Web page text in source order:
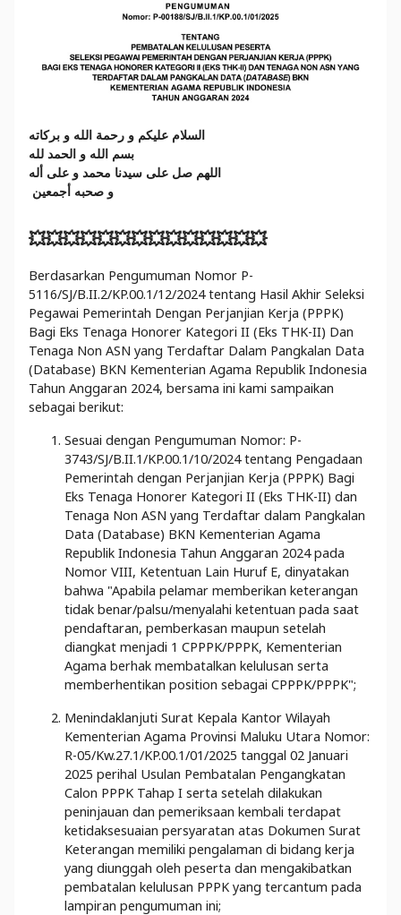
السلام عليكم و رحمة الله و بركاته
بسم الله و الحمد لله
اللهم صل على سيدنا محمد و على أله
و صحبه أجمعين
💥💥💥💥💥💥💥💥💥💥💥💥💥💥
Berdasarkan Pengumuman Nomor P-
5116/SJ/B.II.2/KP.00.1/12/2024 tentang Hasil Akhir Seleksi
Pegawai Pemerintah Dengan Perjanjian Kerja (PPPK)
Bagi Eks Tenaga Honorer Kategori II (Eks THK-II) Dan
Tenaga Non ASN yang Terdaftar Dalam Pangkalan Data
(Database) BKN Kementerian Agama Republik Indonesia
Tahun Anggaran 2024, bersama ini kami sampaikan
sebagai berikut:
Sesuai dengan Pengumuman Nomor: P-
3743/SJ/B.II.1/KP.00.1/10/2024 tentang Pengadaan
Pemerintah dengan Perjanjian Kerja (PPPK) Bagi
Eks Tenaga Honorer Kategori II (Eks THK-II) dan
Tenaga Non ASN yang Terdaftar dalam Pangkalan
Data (Database) BKN Kementerian Agama
Republik Indonesia Tahun Anggaran 2024 pada
Nomor VIII, Ketentuan Lain Huruf E, dinyatakan
bahwa "Apabila pelamar memberikan keterangan
tidak benar/palsu/menyalahi ketentuan pada saat
pendaftaran, pemberkasan maupun setelah
diangkat menjadi 1 CPPPK/PPPK, Kementerian
Agama berhak membatalkan kelulusan serta
memberhentikan position sebagai CPPPK/PPPK";
Menindaklanjuti Surat Kepala Kantor Wilayah
Kementerian Agama Provinsi Maluku Utara Nomor:
R-05/Kw.27.1/KP.00.1/01/2025 tanggal 02 Januari
2025 perihal Usulan Pembatalan Pengangkatan
Calon PPPK Tahap I serta setelah dilakukan
peninjauan dan pemeriksaan kembali terdapat
ketidaksesuaian persyaratan atas Dokumen Surat
Keterangan memiliki pengalaman di bidang kerja
yang diunggah oleh peserta dan mengakibatkan
pembatalan kelulusan PPPK yang tercantum pada
lampiran pengumuman ini;